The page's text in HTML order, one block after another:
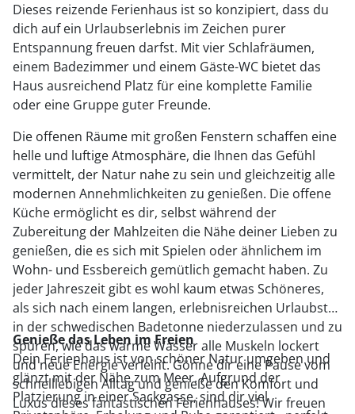
Dieses reizende Ferienhaus ist so konzipiert, dass du
dich auf ein Urlaubserlebnis im Zeichen purer
Entspannung freuen darfst. Mit vier Schlafräumen,
einem Badezimmer und einem Gäste-WC bietet das
Haus ausreichend Platz für eine komplette Familie
oder eine Gruppe guter Freunde.
Die offenen Räume mit großen Fenstern schaffen eine
helle und luftige Atmosphäre, die Ihnen das Gefühl
vermittelt, der Natur nahe zu sein und gleichzeitig alle
modernen Annehmlichkeiten zu genießen. Die offene
Küche ermöglicht es dir, selbst während der
Zubereitung der Mahlzeiten die Nähe deiner Lieben zu
genießen, die es sich mit Spielen oder ähnlichem im
Wohn- und Essbereich gemütlich gemacht haben. Zu
jeder Jahreszeit gibt es wohl kaum etwas Schöneres,
als sich nach einem langen, erlebnisreichen Urlaubstag
in der schwedischen Badetonne niederzulassen und zu
spüren, wie das warme Wasser alle Muskeln lockert
und neue Energie verleiht. Gönne dir eine Pause vom
schnelllebigen Alltag und genieße den Komfort und
Luxus dieses fantastischen Ferienhauses! Wir freuen
Genieße das Leben im Freien
Dein Ferienhaus ist von schöner Natur umgeben und
glänzt mit der Nähe zum Meer. Aufgrund der
Platzierung in einer Sackgasse, sind dir viel